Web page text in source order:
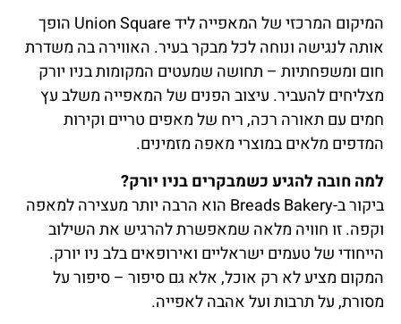
המיקום המרכזי של המאפייה ליד Union Square הופך
אותה לנגישה ונוחה לכל מבקר בעיר. האווירה בה משדרת
חום ומשפחתיות – תחושה שמעטים המקומות בניו יורק
מצליחים להעביר. עיצוב הפנים של המאפייה משלב עץ
חמים עם תאורה רכה, ריח של מאפים טריים וקירות
המדפים מלאים במוצרי מאפה מזמינים.
למה חובה להגיע כשמבקרים בניו יורק?
ביקור ב-Breads Bakery הוא הרבה יותר מעצירה למאפה
וקפה. זו חוויה מלאה שמאפשרת להרגיש את השילוב
הייחודי של טעמים ישראליים ואירופאים בלב ניו יורק.
המקום מציע לא רק אוכל, אלא גם סיפור – סיפור על
מסורת, על תרבות ועל אהבה לאפייה.